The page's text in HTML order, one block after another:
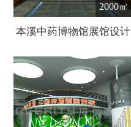
2000㎡
本溪中药博物馆展馆设计